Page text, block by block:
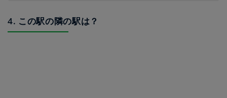
4. この駅の隣の駅は？